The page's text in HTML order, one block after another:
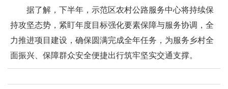
据了解，下半年，示范区农村公路服务中心将持续保
持攻坚态势，紧盯年度目标强化要素保障与服务协调，全
力推进项目建设，确保圆满完成全年任务，为服务乡村全
面振兴、保障群众安全便捷出行筑牢坚实交通支撑。